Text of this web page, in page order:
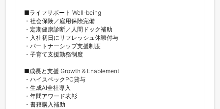
■ライフサポート Well-being
・社会保険／雇用保険完備
・定期健康診断／人間ドック補助
・入社初日にリフレッシュ休暇付与
・パートナーシップ支援制度
・子育て支援勤務制度
■成長と支援 Growth & Enablement
・ハイスペックPC貸与
・生成AI全社導入
・年間アワード表彰
・書籍購入補助